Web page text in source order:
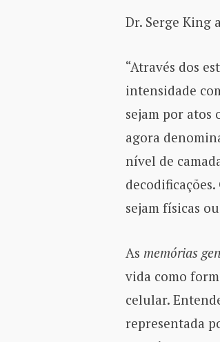
Dr. Serge King
“Através dos
intensidade
sejam por atos
agora
nível de
sejam físicas
As memórias
vida como
celular.
representada